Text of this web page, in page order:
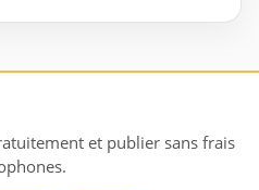
et publier sans frais